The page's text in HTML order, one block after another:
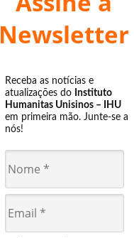
Newsletter
Receba as notícias e
atualizações do Instituto
Humanitas Unisinos – IHU
em primeira mão. Junte-se a
nós!